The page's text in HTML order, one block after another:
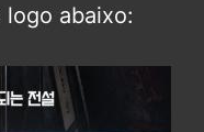
abaixo: